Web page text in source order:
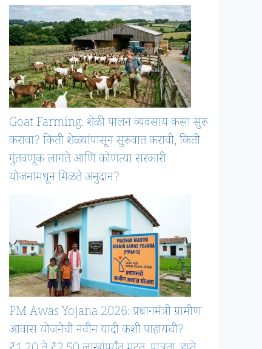
Goat Farming: शेळी पालन व्यवसाय कसा सुरू
करावा? किती शेळ्यांपासून सुरुवात करावी, किती
गुंतवणूक लागते आणि कोणत्या सरकारी
योजनांमधून मिळते अनुदान?
PM Awas Yojana 2026: प्रधानमंत्री ग्रामीण
आवास योजनेची नवीन यादी कशी पाहायची?